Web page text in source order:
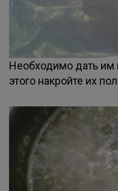
Необходимо дать им
этого накройте их